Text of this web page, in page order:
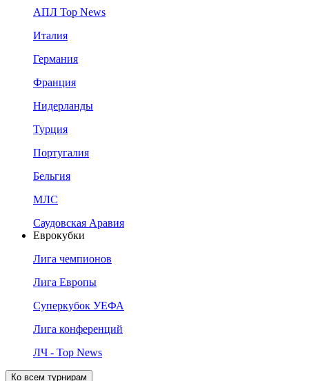
АПЛ Top News
Италия
Германия
Франция
Нидерланды
Турция
Португалия
Бельгия
МЛС
Саудовская Аравия
Еврокубки
Лига чемпионов
Лига Европы
Суперкубок УЕФА
Лига конференций
ЛЧ - Top News
Ко всем турнирам